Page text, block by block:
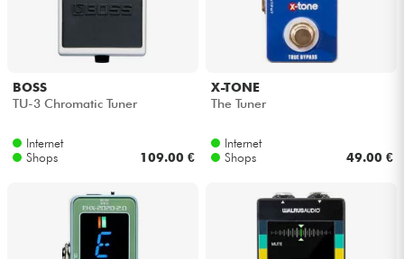
BOSS
TU-3 Chromatic Tuner
Internet
Shops
109.00 €
X-TONE
The Tuner
Internet
Shops
49.00 €